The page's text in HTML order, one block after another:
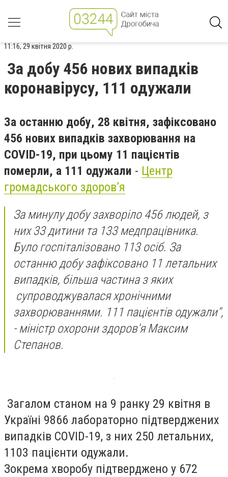
11:16, 29 квітня 2020 р.
За добу 456 нових випадків
коронавірусу, 111 одужали
За останню добу, 28 квітня, зафіксовано
456 нових випадків захворювання на
COVID-19, при цьому 11 пацієнтів
померли, а 111 одужали - Центр
громадського здоров’я
За минулу добу захворіло 456 людей, з
них 33 дитини та 133 медпрацівника.
Було госпіталізовано 113 осіб. За
останню добу зафіксовано 11 летальних
випадків, більша частина з яких
супроводжувалася хронічними
захворюваннями. 111 пацієнтів одужали",
- міністр охорони здоров'я Максим
Степанов.
Загалом станом на 9 ранку 29 квітня в
Україні 9866 лабораторно підтверджених
випадків COVID-19, з них 250 летальних,
1103 пацієнти одужали.
Зокрема хворобу підтверджено у 672